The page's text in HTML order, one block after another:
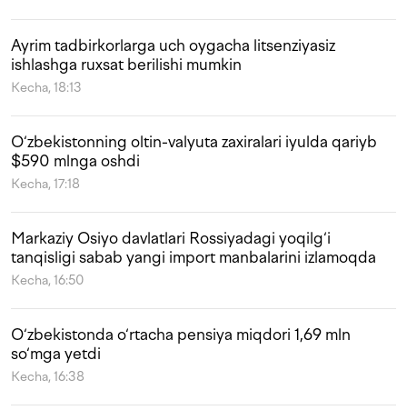
Ayrim tadbirkorlarga uch oygacha litsenziyasiz
ishlashga ruxsat berilishi mumkin
Kecha, 18:13
O‘zbekistonning oltin-valyuta zaxiralari iyulda qariyb
$590 mlnga oshdi
Kecha, 17:18
Markaziy Osiyo davlatlari Rossiyadagi yoqilg‘i
tanqisligi sabab yangi import manbalarini izlamoqda
Kecha, 16:50
O‘zbekistonda o‘rtacha pensiya miqdori 1,69 mln
so‘mga yetdi
Kecha, 16:38